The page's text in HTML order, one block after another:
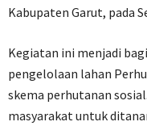
Kabupaten Garut, pada
Kegiatan ini menjadi
pengelolaan lahan
skema perhutanan
masyarakat untuk